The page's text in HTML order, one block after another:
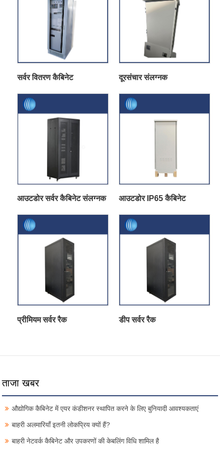
सर्वर वितरण कैबिनेट दूरसंचार संलग्नक
आउटडोर सर्वर कैबिनेट संलग्नक आउटडोर IP65 कैबिनेट
प्रीमियम सर्वर रैक डीप सर्वर रैक
ताजा खबर
औद्योगिक कैबिनेट में एयर कंडीशनर स्थापित करने के लिए बुनियादी आवश्यकताएं
बाहरी अलमारियाँ इतनी लोकप्रिय क्यों हैं?
बाहरी नेटवर्क कैबिनेट और उपकरणों की केबलिंग विधि शामिल है